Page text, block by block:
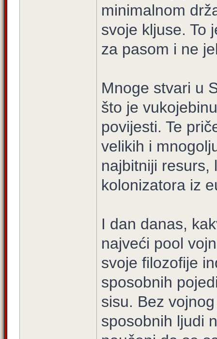
minimalnom
svoje kljuse. To
za pasom i ne
Mnoge stvari u
što je
povijesti. Te
velikih i
najbitniji resurs,
kolonizatora iz
I dan danas,
najveći pool
svoje filozofije
sposobnih
sisu. Bez
sposobnih ljudi